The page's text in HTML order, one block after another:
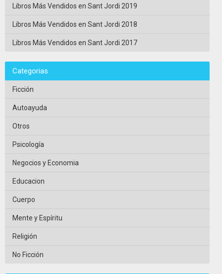
Libros Más Vendidos en Sant Jordi 2019
Libros Más Vendidos en Sant Jordi 2018
Libros Más Vendidos en Sant Jordi 2017
Categorias
Ficción
Autoayuda
Otros
Psicología
Negocios y Economia
Educacion
Cuerpo
Mente y Espíritu
Religión
No Ficción